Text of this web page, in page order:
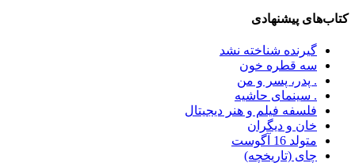
کتاب‌های پیشنهادی
گیرنده شناخته نشد
سه قطره خون
. پدر، پسر و من
. سینمای حاشیه
فلسفه فیلم و هنر دیجیتال
خان و دیگران
متولد 16 آگوست
چای (تاریخچه)